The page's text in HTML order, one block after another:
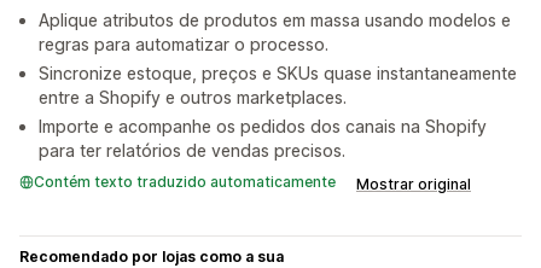
Aplique atributos de produtos em massa usando modelos e
regras para automatizar o processo.
Sincronize estoque, preços e SKUs quase instantaneamente
entre a Shopify e outros marketplaces.
Importe e acompanhe os pedidos dos canais na Shopify
para ter relatórios de vendas precisos.
Contém texto traduzido automaticamente Mostrar original
Recomendado por lojas como a sua